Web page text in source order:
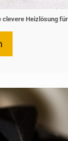
clevere Heizlösung